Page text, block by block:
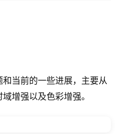
当前的一些进展，主要从
增强以及色彩增强。